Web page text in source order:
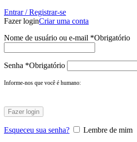
Entrar / Registrar-se
Fazer loginCriar uma conta
Nome de usuário ou e-mail *Obrigatório
Senha *Obrigatório
Informe-nos que você é humano:
Fazer login
Esqueceu sua senha?
Lembre de mim